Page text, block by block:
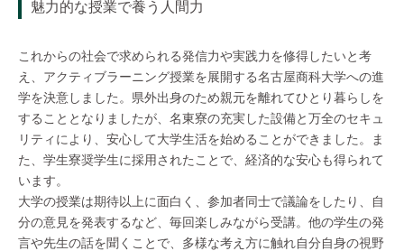
魅力的な授業で養う人間力
これからの社会で求められる発信力や実践力を修得したいと考
え、アクティブラーニング授業を展開する名古屋商科大学への進
学を決意しました。県外出身のため親元を離れてひとり暮らしを
することとなりましたが、名東寮の充実した設備と万全のセキュ
リティにより、安心して大学生活を始めることができました。ま
た、学生寮奨学生に採用されたことで、経済的な安心も得られて
います。
大学の授業は期待以上に面白く、参加者同士で議論をしたり、自
分の意見を発表するなど、毎回楽しみながら受講。他の学生の発
言や先生の話を聞くことで、多様な考え方に触れ自分自身の視野